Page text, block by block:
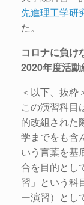
先進理工学研
た。
コロナに負け
2020年度活動
＜以下、抜粋
この演習科目
的改組された
学までをも含
いう言葉を基
合を目的とし
習」という科
ー演習）とし